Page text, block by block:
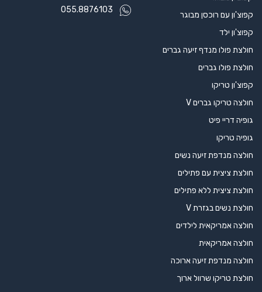
קפוצ'ון עם רוכסן מבוגר
קפוצ'ון ילד
חולצת פולו מנדף זיעה גברים
חולצת פולו גברים
קפוצ'ון טריקו
חולצה טריקו גברים V
גופיה דריי פיט
גופיה טריקו
חולצה מנדפת זיעה נשים
חולצת ציצית עם פתילים
חולצת ציצית ללא פתילים
חולצת נשים בגזרת V
חולצה אמריקאית לילדים
חולצה אמריקאית
חולצה מנדפת זיעה ארוכה
חולצת טריקו שרוול ארוך
055.8876103